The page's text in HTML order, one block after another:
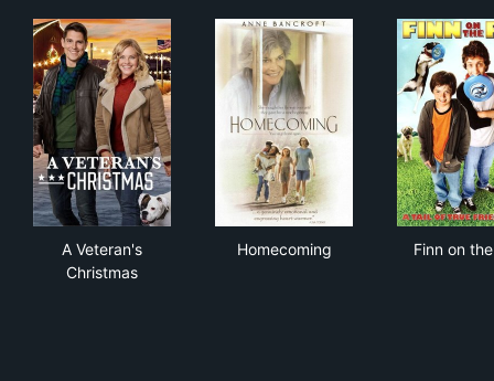
A Veteran's
Christmas
Homecoming Finn on